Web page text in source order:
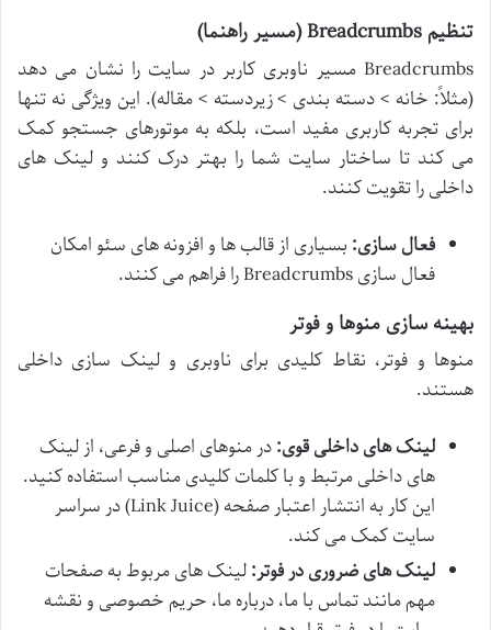
تنظیم Breadcrumbs (مسیر راهنما)
Breadcrumbs مسیر ناوبری کاربر در سایت را نشان می دهد
(مثلاً: خانه > دسته بندی > زیردسته > مقاله). این ویژگی نه تنها
برای تجربه کاربری مفید است، بلکه به موتورهای جستجو کمک
می کند تا ساختار سایت شما را بهتر درک کنند و لینک های
داخلی را تقویت کنند.
فعال سازی: بسیاری از قالب ها و افزونه های سئو امکان
فعال سازی Breadcrumbs را فراهم می کنند.
بهینه سازی منوها و فوتر
منوها و فوتر، نقاط کلیدی برای ناوبری و لینک سازی داخلی
هستند.
لینک های داخلی قوی:در منوهای اصلی و فرعی، از لینک
های داخلی مرتبط و با کلمات کلیدی مناسب استفاده کنید.
این کار به انتشار اعتبار صفحه (Link Juice) در سراسر
سایت کمک می کند.
لینک های ضروری در فوتر:لینک های مربوط به صفحات
مهم مانند تماس با ما، درباره ما، حریم خصوصی و نقشه